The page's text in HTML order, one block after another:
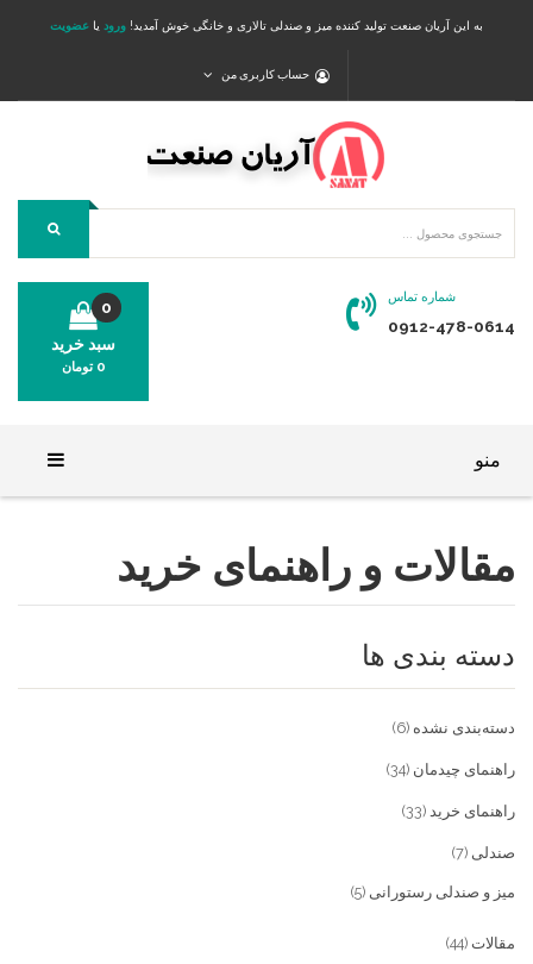
به این آریان صنعت تولید کننده میز و صندلی تالاری و خانگی خوش آمدید! ورود یا عضویت
حساب کاربری من
شماره تماس
0912-478-0614
سبد خرید
0
0 تومان
منو
فروشگاه
میز و صندلی خانگی
تماس با ما
خدمات
تماس با ما
سوالات متداول
پیش پرداخت
مقالات و راهنمای خرید
دسته بندی ها
دسته‌بندی نشده (6)
راهنمای چیدمان (34)
راهنمای خرید (33)
صندلی (7)
میز و صندلی رستورانی (5)
مقالات (44)